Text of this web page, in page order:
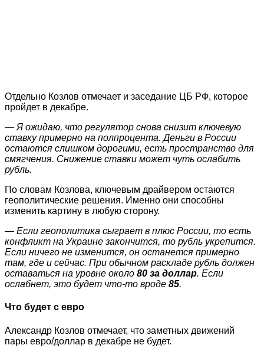
Отдельно Козлов отмечает и заседание ЦБ РФ, которое
пройдет в декабре.
— Я ожидаю, что регулятор снова снизит ключевую
ставку примерно на полпроцента. Деньги в России
остаются слишком дорогими, есть пространство для
смягчения. Снижение ставки может чуть ослабить
рубль.
По словам Козлова, ключевым драйвером остаются
геополитические решения. Именно они способны
изменить картину в любую сторону.
— Если геополитика сыграет в плюс России, то есть
конфликт на Украине закончится, то рубль укрепится.
Если ничего не изменится, он останется примерно
там, где и сейчас. При обычном раскладе рубль должен
оставаться на уровне около 80 за доллар. Если
ослабнет, это будет что-то вроде 85.
Что будет с евро
Александр Козлов отмечает, что заметных движений
пары евро/доллар в декабре не будет.